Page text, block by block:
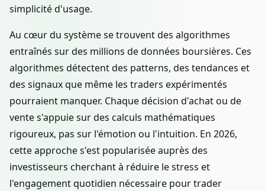
simplicité d'usage.
Au cœur du système se trouvent des algorithmes
entraînés sur des millions de données boursières. Ces
algorithmes détectent des patterns, des tendances et
des signaux que même les traders expérimentés
pourraient manquer. Chaque décision d'achat ou de
vente s'appuie sur des calculs mathématiques
rigoureux, pas sur l'émotion ou l'intuition. En 2026,
cette approche s'est popularisée auprès des
investisseurs cherchant à réduire le stress et
l'engagement quotidien nécessaire pour trader